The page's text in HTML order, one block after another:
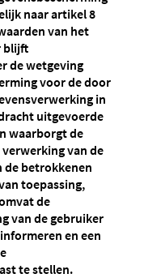
naar artikel 8
van het
blijft
de wetgeving
voor de door
in
uitgevoerde
waarborgt de
van de
de betrokkenen
toepassing,
de
van de gebruiker
en een
te stellen.